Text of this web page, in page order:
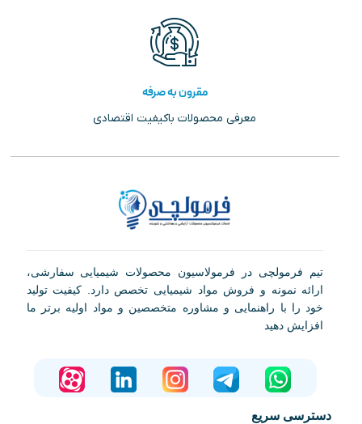
مقرون به صرفه
معرفی محصولات باکیفیت اقتصادی
تیم فرمولچی در فرمولاسیون محصولات شیمیایی سفارشی،
ارائه نمونه و فروش مواد شیمیایی تخصص دارد. کیفیت تولید
خود را با راهنمایی و مشاوره متخصصین و مواد اولیه برتر ما
افزایش دهید
دسترسی سریع